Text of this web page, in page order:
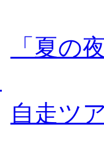
「夏の
自走ツ